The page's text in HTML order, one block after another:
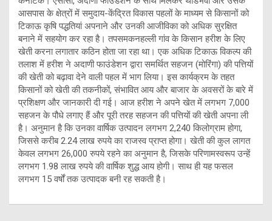
आसपास के क्षेत्रों में समुदाय-केंद्रित विकास पहलों के माध्यम से किसानों को
टिकाऊ कृषि पद्धतियां अपनाने और उनकी आजीविका को अधिक सुरक्षित
बनाने में सहयोग कर रहा है। तपसमकनहल्ली गांव के किसान हरीश के लिए
खेती करना लगातार कठिन होता जा रहा था। एक अधिक टिकाऊ विकल्प की
तलाश में हरीश ने अदाणी फाउंडेशन द्वारा समर्थित सहजन (मोरिंगा) की पत्तियों
की खेती को बढ़ावा देने वाली पहल में भाग लिया। इस कार्यक्रम के तहत
किसानों को खेती की तकनीकों, संभावित आय और बाजार के अवसरों के बारे में
प्रशिक्षण और जानकारी दी गई। आज हरीश ने अपने खेत में लगभग 7,000
सहजन के पौधे लगाए हैं और पूरी तरह सहजन की पत्तियों की खेती अपना ली
है। अनुमान है कि उनका वार्षिक उत्पादन लगभग 2,240 किलोग्राम होगा,
जिससे करीब 2.24 लाख रुपये का राजस्व प्राप्त होगा। खेती की कुल लागत
केवल लगभग 26,000 रुपये रहने का अनुमान है, जिसके परिणामस्वरूप उन्हें
लगभग 1.98 लाख रुपये की वार्षिक शुद्ध आय होगी। साथ ही यह फसल
लगभग 15 वर्षों तक उत्पादक बनी रह सकती है।